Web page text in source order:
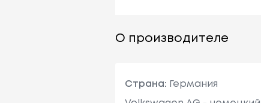
О производителе
Страна: Германия